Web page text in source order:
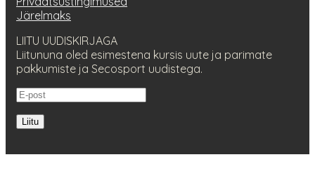
Järelmaks
LIITU UUDISKIRJAGA
Liitununa oled esimestena kursis uute ja parimate
pakkumiste ja Secosport uudistega.
Liitu